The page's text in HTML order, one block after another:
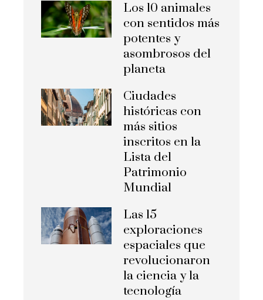
Los 10 animales
con sentidos más
potentes y
asombrosos del
planeta
Ciudades
históricas con
más sitios
inscritos en la
Lista del
Patrimonio
Mundial
Las 15
exploraciones
espaciales que
revolucionaron
la ciencia y la
tecnología